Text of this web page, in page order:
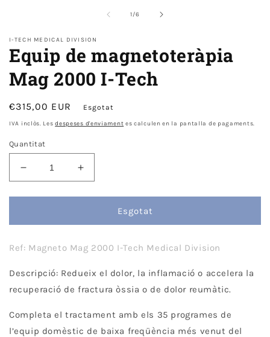
1/de
6
I-TECH MEDICAL DIVISION
Equip de magnetoteràpia
Mag 2000 I-Tech
Preu
normal
€315,00 EUR Esgotat
IVA inclòs. Lesdespeses d'enviament es calculen en la pantalla de pagaments.
Quantitat
Disminueix
quantitat
per
de
Mag
I-
Tech
Augmenta
quantitat
per
de
Mag
I-
Tech
Esgotat
Ref: Magneto Mag 2000 I-Tech Medical Division
Descripció: Redueix el dolor, la inflamació o accelera la
recuperació de fractura òssia o de dolor reumàtic.
Completa el tractament amb els 35 programes de
l’equip domèstic de baixa freqüència més venut del